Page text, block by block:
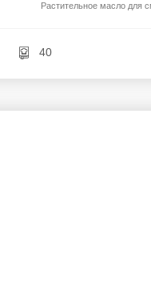
Растительное масло для
40